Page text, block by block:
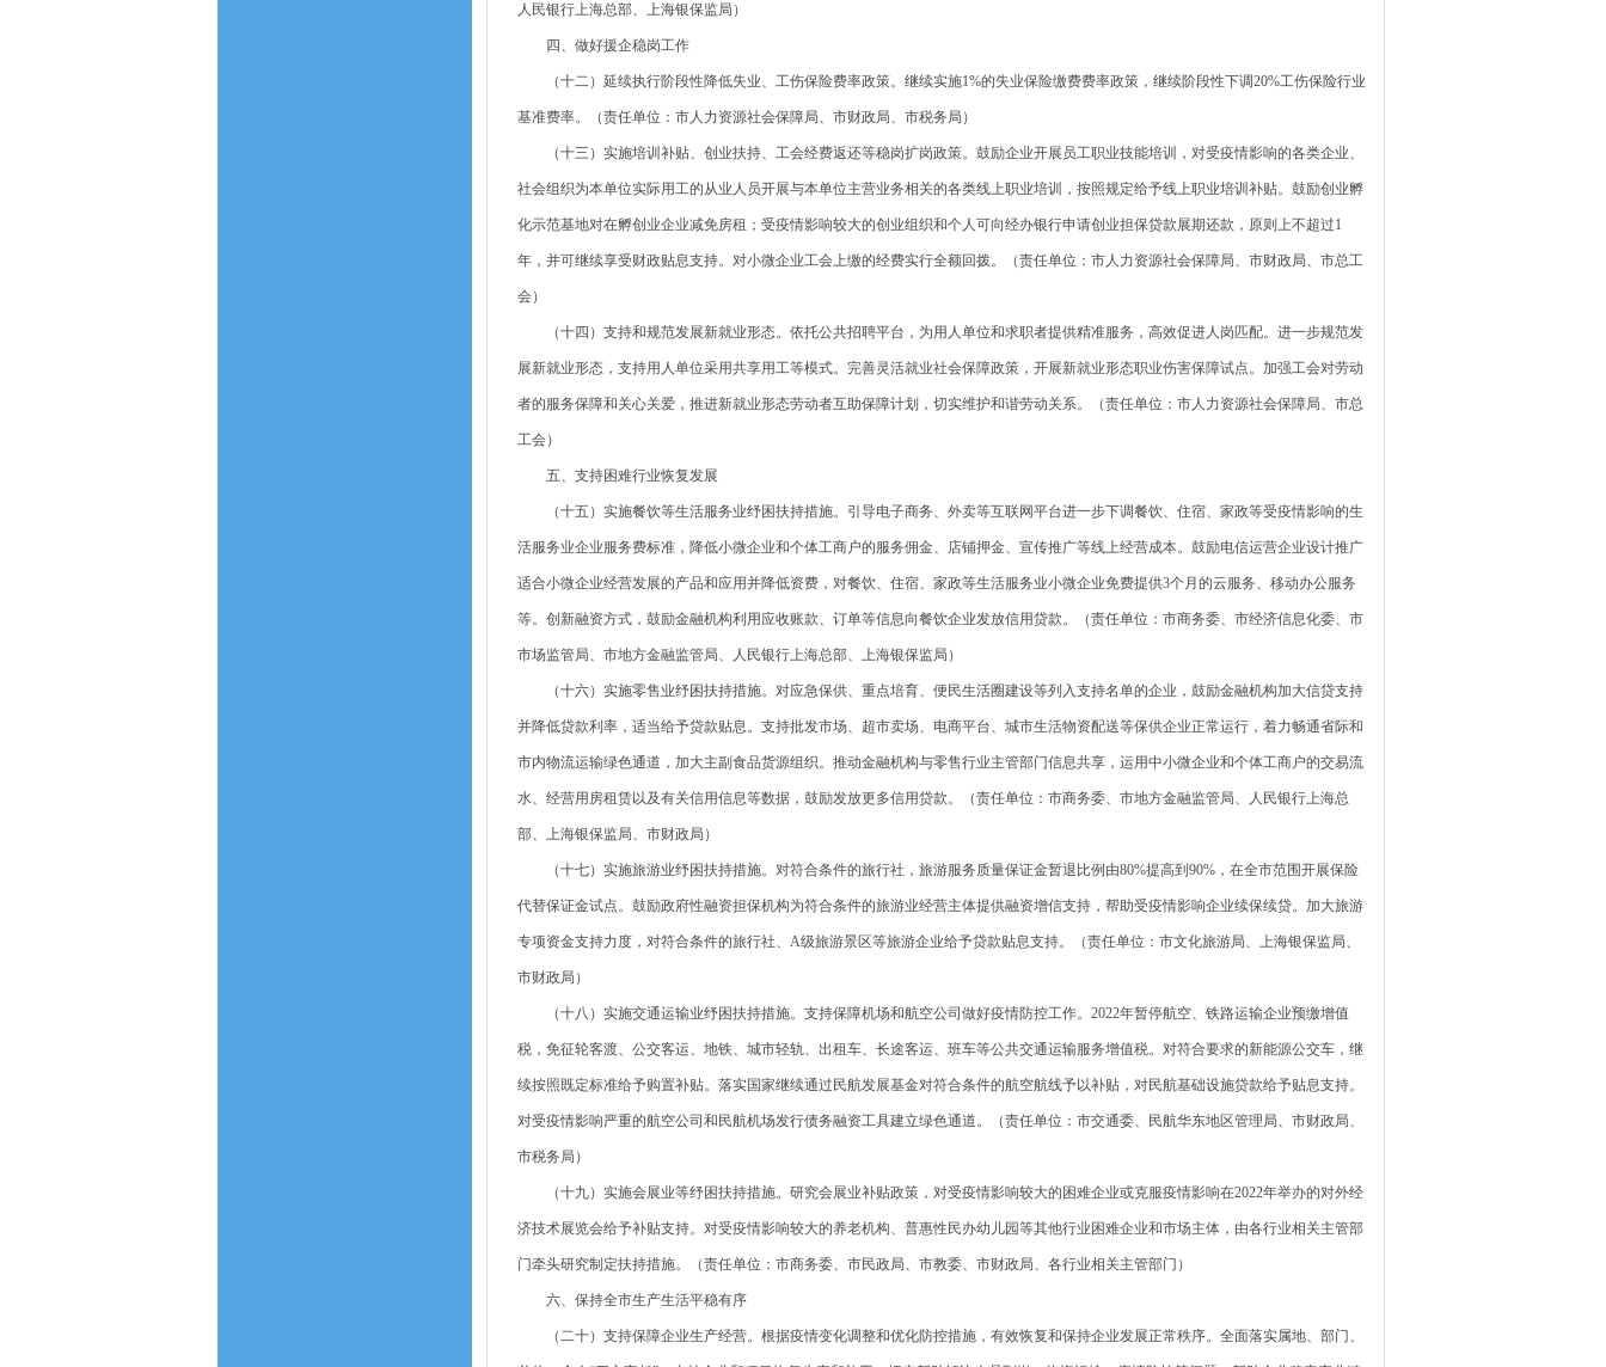
人民银行上海总部、上海银保监局）
四、做好援企稳岗工作
（十二）延续执行阶段性降低失业、工伤保险费率政策。继续实施1%的失业保险缴费费率政策，继续阶段性下调20%工伤保险行业
基准费率。（责任单位：市人力资源社会保障局、市财政局、市税务局）
（十三）实施培训补贴、创业扶持、工会经费返还等稳岗扩岗政策。鼓励企业开展员工职业技能培训，对受疫情影响的各类企业、
社会组织为本单位实际用工的从业人员开展与本单位主营业务相关的各类线上职业培训，按照规定给予线上职业培训补贴。鼓励创业孵
化示范基地对在孵创业企业减免房租；受疫情影响较大的创业组织和个人可向经办银行申请创业担保贷款展期还款，原则上不超过1
年，并可继续享受财政贴息支持。对小微企业工会上缴的经费实行全额回拨。（责任单位：市人力资源社会保障局、市财政局、市总工
会）
（十四）支持和规范发展新就业形态。依托公共招聘平台，为用人单位和求职者提供精准服务，高效促进人岗匹配。进一步规范发
展新就业形态，支持用人单位采用共享用工等模式。完善灵活就业社会保障政策，开展新就业形态职业伤害保障试点。加强工会对劳动
者的服务保障和关心关爱，推进新就业形态劳动者互助保障计划，切实维护和谐劳动关系。（责任单位：市人力资源社会保障局、市总
工会）
五、支持困难行业恢复发展
（十五）实施餐饮等生活服务业纾困扶持措施。引导电子商务、外卖等互联网平台进一步下调餐饮、住宿、家政等受疫情影响的生
活服务业企业服务费标准，降低小微企业和个体工商户的服务佣金、店铺押金、宣传推广等线上经营成本。鼓励电信运营企业设计推广
适合小微企业经营发展的产品和应用并降低资费，对餐饮、住宿、家政等生活服务业小微企业免费提供3个月的云服务、移动办公服务
等。创新融资方式，鼓励金融机构利用应收账款、订单等信息向餐饮企业发放信用贷款。（责任单位：市商务委、市经济信息化委、市
市场监管局、市地方金融监管局、人民银行上海总部、上海银保监局）
（十六）实施零售业纾困扶持措施。对应急保供、重点培育、便民生活圈建设等列入支持名单的企业，鼓励金融机构加大信贷支持
并降低贷款利率，适当给予贷款贴息。支持批发市场、超市卖场、电商平台、城市生活物资配送等保供企业正常运行，着力畅通省际和
市内物流运输绿色通道，加大主副食品货源组织。推动金融机构与零售行业主管部门信息共享，运用中小微企业和个体工商户的交易流
水、经营用房租赁以及有关信用信息等数据，鼓励发放更多信用贷款。（责任单位：市商务委、市地方金融监管局、人民银行上海总
部、上海银保监局、市财政局）
（十七）实施旅游业纾困扶持措施。对符合条件的旅行社，旅游服务质量保证金暂退比例由80%提高到90%，在全市范围开展保险
代替保证金试点。鼓励政府性融资担保机构为符合条件的旅游业经营主体提供融资增信支持，帮助受疫情影响企业续保续贷。加大旅游
专项资金支持力度，对符合条件的旅行社、A级旅游景区等旅游企业给予贷款贴息支持。（责任单位：市文化旅游局、上海银保监局、
市财政局）
（十八）实施交通运输业纾困扶持措施。支持保障机场和航空公司做好疫情防控工作。2022年暂停航空、铁路运输企业预缴增值
税，免征轮客渡、公交客运、地铁、城市轻轨、出租车、长途客运、班车等公共交通运输服务增值税。对符合要求的新能源公交车，继
续按照既定标准给予购置补贴。落实国家继续通过民航发展基金对符合条件的航空航线予以补贴，对民航基础设施贷款给予贴息支持。
对受疫情影响严重的航空公司和民航机场发行债务融资工具建立绿色通道。（责任单位：市交通委、民航华东地区管理局、市财政局、
市税务局）
（十九）实施会展业等纾困扶持措施。研究会展业补贴政策，对受疫情影响较大的困难企业或克服疫情影响在2022年举办的对外经
济技术展览会给予补贴支持。对受疫情影响较大的养老机构、普惠性民办幼儿园等其他行业困难企业和市场主体，由各行业相关主管部
门牵头研究制定扶持措施。（责任单位：市商务委、市民政局、市教委、市财政局、各行业相关主管部门）
六、保持全市生产生活平稳有序
（二十）支持保障企业生产经营。根据疫情变化调整和优化防控措施，有效恢复和保持企业发展正常秩序。全面落实属地、部门、